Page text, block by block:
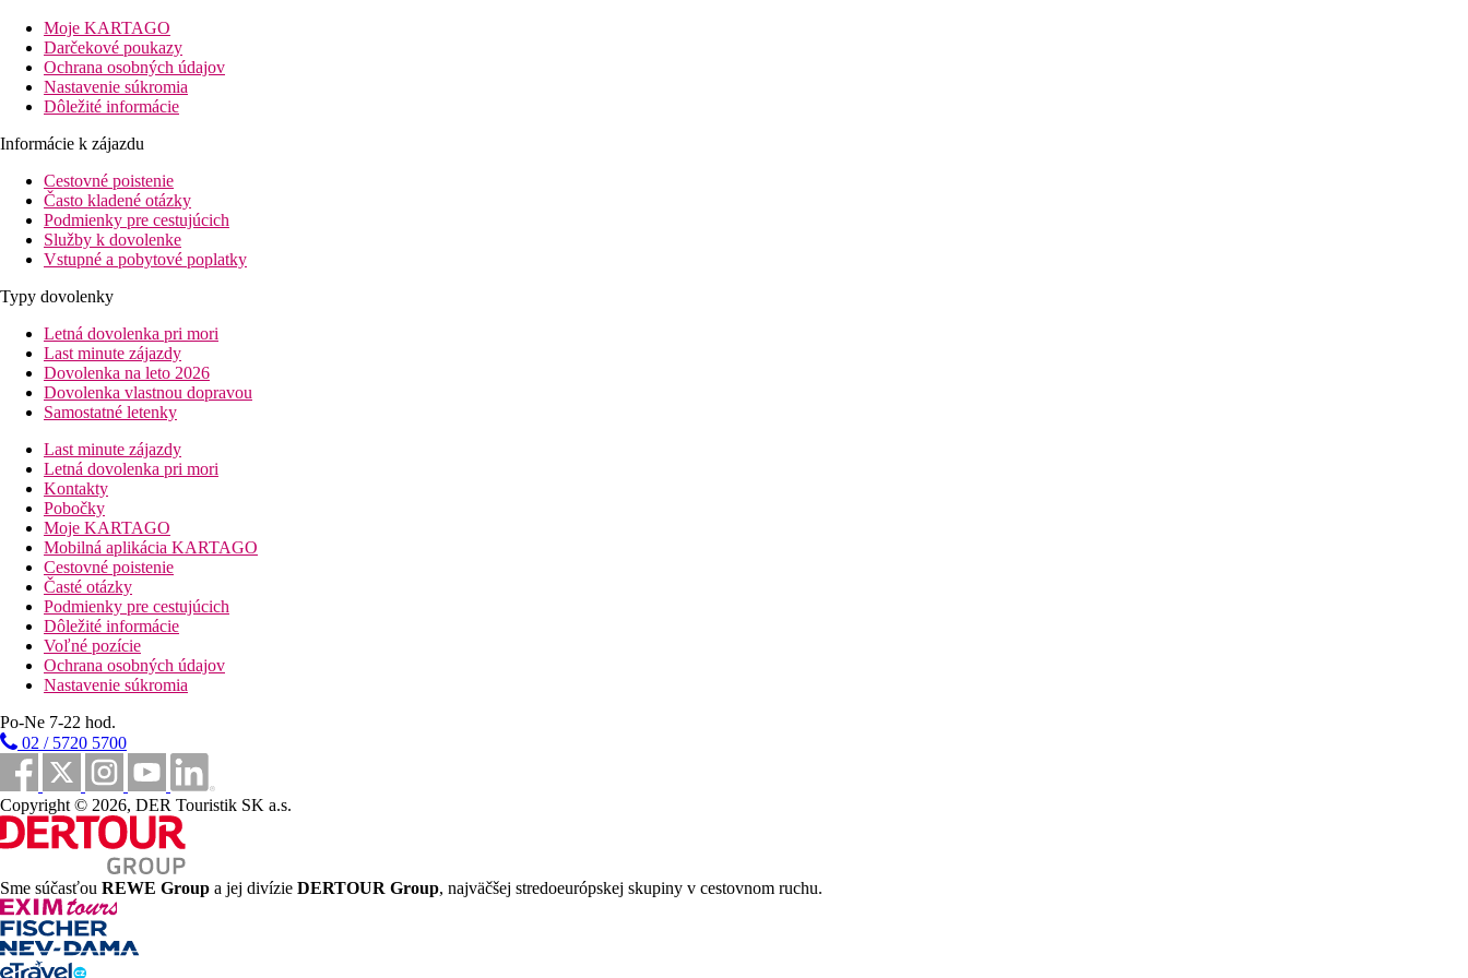
kúpeľňa/WC
klimatizácia
telefón
TV/sat.
minichladnička
balkón alebo terasa
Vybavenie hotela
vstupná hala s recepciou
trezor (za poplatok)
výťah
reštaurácia
minimarket
v záhrade bazén
bar pri bazéne
terasa s ležadlami a slnečníkmi (zadarmo)
detská šmykľavka
detské ihrisko
detská postieľka na vyžiadanie (za poplatok)
Popis pláže
piesočnatá pláž cca 600 m čiastočne po schodoch
ležadlá a slnečníky za poplatok
Športové aktivity zadarmo
fitness kútik
Športové aktivity za poplatok
masáže
Stravovanie
Polpenzia
Raňajky a večere formou bufetu
All Inclusive
Raňajky, obed a večera formou bufetu
Vybrané miestne nealkoholické nápoje, čapované pivo, víno (10.00-23.00 hod.)
Káva, čaj, zmrzlina, zákusky a sendviče (15.00-17.00 hod.)
VISA, EC/MC
Web
http://www.hotelsilver.bg
Moje KARTAGO
Darčekové poukazy
Ochrana osobných údajov
Nastavenie súkromia
Dôležité informácie
Informácie k zájazdu
Cestovné poistenie
Často kladené otázky
Podmienky pre cestujúcich
Služby k dovolenke
Vstupné a pobytové poplatky
Typy dovolenky
Letná dovolenka pri mori
Last minute zájazdy
Dovolenka na leto 2026
Dovolenka vlastnou dopravou
Samostatné letenky
Last minute zájazdy
Letná dovolenka pri mori
Kontakty
Pobočky
Moje KARTAGO
Mobilná aplikácia KARTAGO
Cestovné poistenie
Časté otázky
Podmienky pre cestujúcich
Dôležité informácie
Voľné pozície
Ochrana osobných údajov
Nastavenie súkromia
Po-Ne 7-22 hod.
02 / 5720 5700
Copyright © 2026, DER Touristik SK a.s.
Sme súčasťou REWE Group a jej divízie DERTOUR Group, najväčšej stredoeurópskej skupiny v cestovnom ruchu.